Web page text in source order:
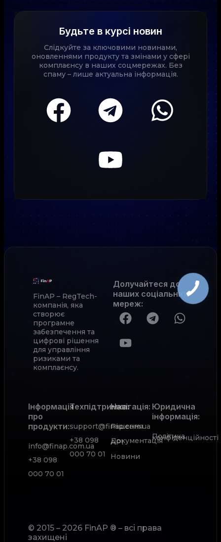
Будьте в курсі новин
Слідкуйте за ключовими новинами,
оновленнями продукту та змінами у сфері
комплаєнсу в наших соцмережах. Без
спаму – лише актуальна інформація.
FinAP – RegTech-
компанія, яка
створює
програмне
забезпечення та
цифрові рішення
для управління
ризиками та
комплаєнсу.
Долучайтеся до
наших соціальних
мереж:
Інформація
про
продукти:
info@finap.com.ua
+38 098
000 70 01
Техпідтримка:
support@finap.com.ua
+38 098
000 70 01
Рішення
Документація
АРІ
Новини
Навігація: Юридична
інформація:
Політика
конфіденційності
© 2015 – 2026 FinAP ® – всі права
захищені